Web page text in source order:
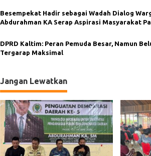
s
Besempekat Hadir sebagai Wadah Dialog
Abdurahman KA Serap Aspirasi Masyarakat
DPRD Kaltim: Peran Pemuda Besar, Namun
Tergarap Maksimal
Jangan Lewatkan